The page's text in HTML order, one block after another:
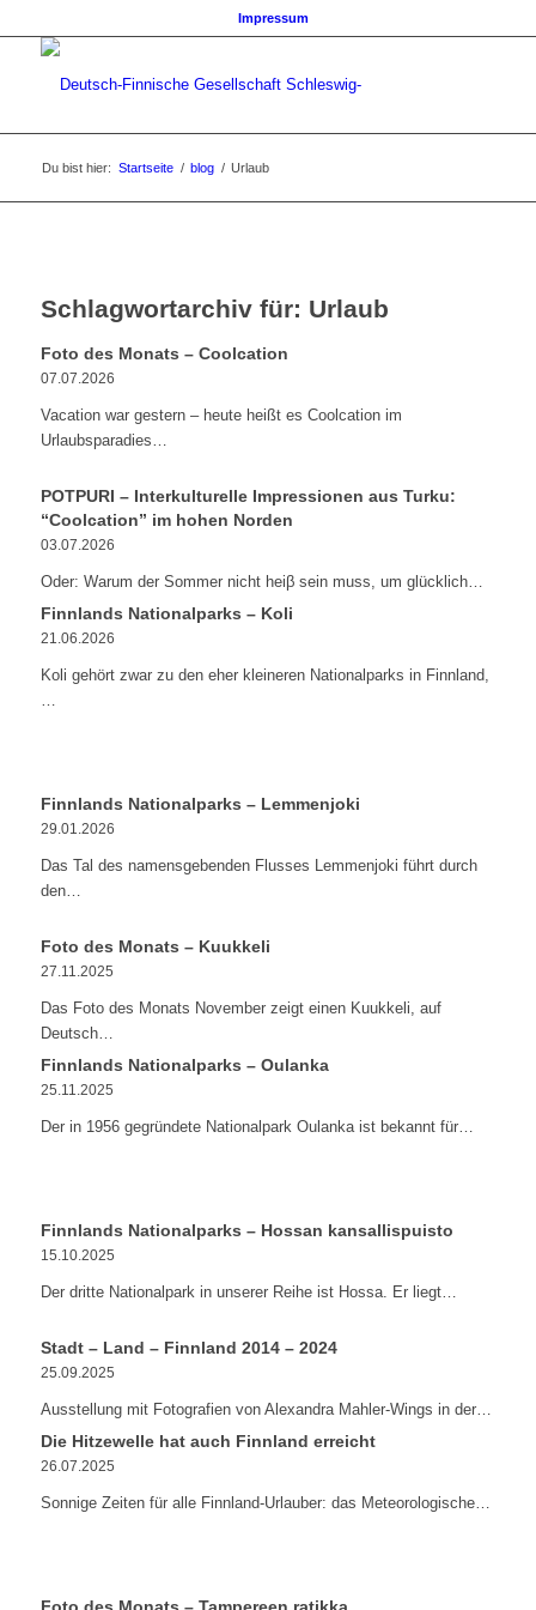
Impressum
Du bist hier: Startseite / blog / Urlaub
Schlagwortarchiv für: Urlaub
Foto des Monats – Coolcation
07.07.2026
Vacation war gestern – heute heißt es Coolcation im
Urlaubsparadies…
POTPURI – Interkulturelle Impressionen aus Turku:
“Coolcation” im hohen Norden
03.07.2026
Oder: Warum der Sommer nicht heiβ sein muss, um glücklich…
Finnlands Nationalparks – Koli
21.06.2026
Koli gehört zwar zu den eher kleineren Nationalparks in Finnland,
…
Finnlands Nationalparks – Lemmenjoki
29.01.2026
Das Tal des namensgebenden Flusses Lemmenjoki führt durch
den…
Foto des Monats – Kuukkeli
27.11.2025
Das Foto des Monats November zeigt einen Kuukkeli, auf
Deutsch…
Finnlands Nationalparks – Oulanka
25.11.2025
Der in 1956 gegründete Nationalpark Oulanka ist bekannt für…
Finnlands Nationalparks – Hossan kansallispuisto
15.10.2025
Der dritte Nationalpark in unserer Reihe ist Hossa. Er liegt…
Stadt – Land – Finnland 2014 – 2024
25.09.2025
Ausstellung mit Fotografien von Alexandra Mahler-Wings in der…
Die Hitzewelle hat auch Finnland erreicht
26.07.2025
Sonnige Zeiten für alle Finnland-Urlauber: das Meteorologische…